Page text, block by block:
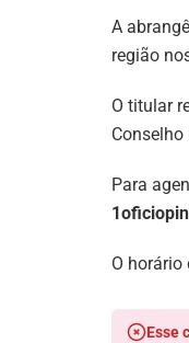
A
região
O titular
Para
O horário
Esse